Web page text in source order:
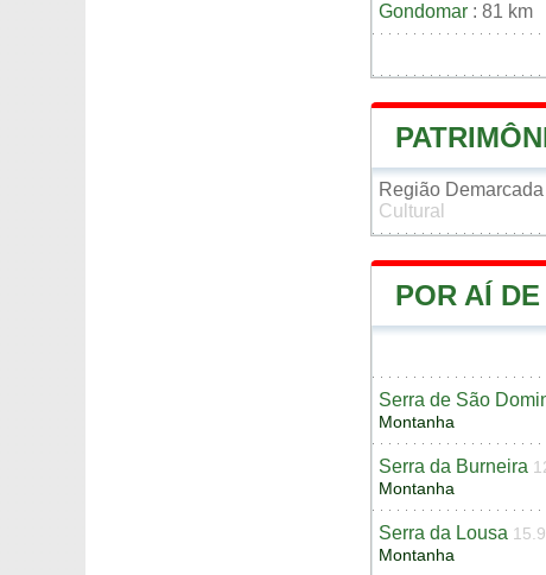
Gondomar : 81 km
Região
Cultural
POR AÍ
Serra de São
Montanha
Serra da Burneira
Montanha
Serra da Lousa
Montanha